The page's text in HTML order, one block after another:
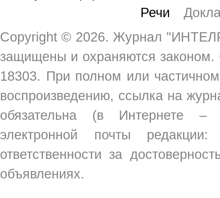
Речи
Copyright © 2026. Журнал
защищены и охраняются
18303. При полном или
воспроизведению, ссылка на
обязательна (в Интернете
электронной почты
ответственности за
объявлениях.